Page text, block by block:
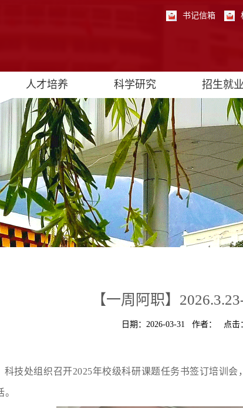
书记信箱
人才培养 科学研究 招生就业
【一周阿职】
日期：2026-03-31 作者： 点击
科技处组织召开2025年校级科研课题任务书签订培训